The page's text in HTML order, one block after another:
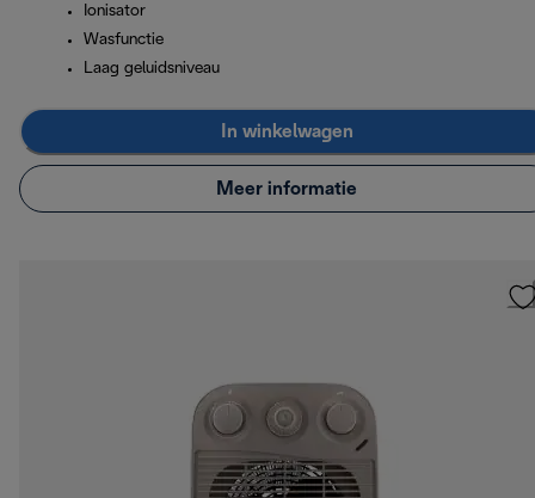
Ionisator
Wasfunctie
Laag geluidsniveau
In winkelwagen
Meer informatie